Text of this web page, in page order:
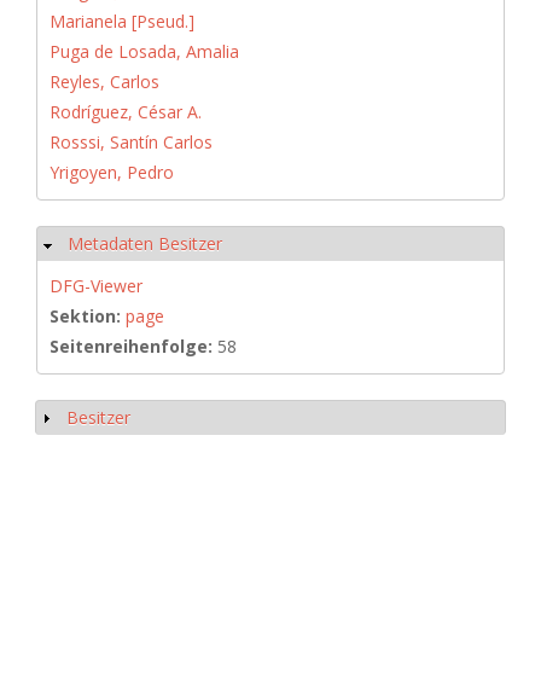
Marianela [Pseud.]
Puga de Losada, Amalia
Reyles, Carlos
Rodríguez, César A.
Rosssi, Santín Carlos
Yrigoyen, Pedro
Hide
Metadaten Besitzer
DFG-Viewer
Sektion: page
Seitenreihenfolge: 58
Show
Besitzer